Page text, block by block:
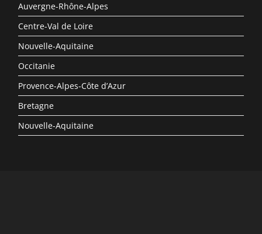
Auvergne-Rhône-Alpes
Centre-Val de Loire
Nouvelle-Aquitaine
Occitanie
Provence-Alpes-Côte d’Azur
Bretagne
Nouvelle-Aquitaine